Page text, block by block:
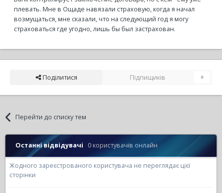
плевать. Мне в Ощаде навязали страховую, когда я начал
возмущаться, мне сказали, что на следующий год я могу
страховаться где угодно, лишь бы был застрахован.
Поділитися Підпищиків 0
Перейти до списку тем
Останні відвідувачі 0 користувачів онлайн
Жодного зареєстрованого користувача не переглядає цієї
сторінки